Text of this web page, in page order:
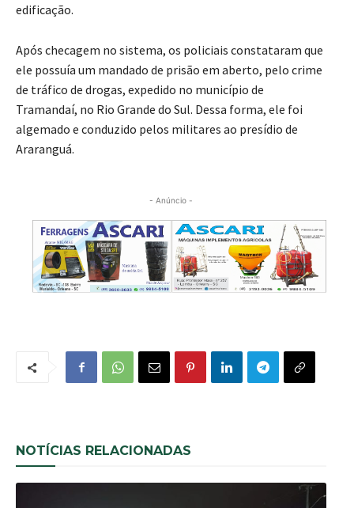
edificação.
Após checagem no sistema, os policiais constataram que
ele possuía um mandado de prisão em aberto, pelo crime
de tráfico de drogas, expedido no município de
Tramandaí, no Rio Grande do Sul. Dessa forma, ele foi
algemado e conduzido pelos militares ao presídio de
Araranguá.
- Anúncio -
NOTÍCIAS RELACIONADAS